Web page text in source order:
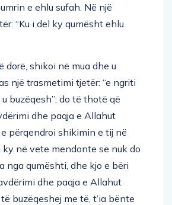
e ehlu sufah. Në një
“Ku i del ky qumësht ehlu
dorë, shikoi në mua dhe u
një trasmetimi tjetër: “e ngriti
buzëqesh”; do të thotë që
dhe paqja e Allahut
përqendroi shikimin e tij në
ky në vete mendonte se nuk do
nga qumështi, dhe kjo e bëri
dhe paqja e Allahut
buzëqeshej me të, t’ia bënte